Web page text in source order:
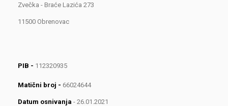
Zvečka - Braće Lazića 273
11500 Obrenovac
PIB - 112320935
Matični broj - 66024644
Datum osnivanja - 26.01.2021